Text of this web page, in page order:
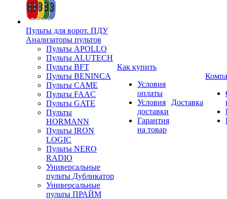
Пульты для ворот. ПДУ
Анализаторы пультов
Пульты APOLLO
Пульты ALUTECH
Пульты BFT
Пульты BENINCA
Пульты CAME
Пульты FAAC
Пульты GATE
Пульты
HORMANN
Пульты IRON
LOGIC
Пульты NERO
RADIO
Универсальные
пульты Дубликатор
Универсальные
пульты ПРАЙМ
Как купить
Условия
оплаты
Условия
доставки
Гарантия
на товар
Доставка